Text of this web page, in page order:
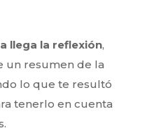
llega la reflexión,
un resumen de la
lo que te resultó
tenerlo en cuenta